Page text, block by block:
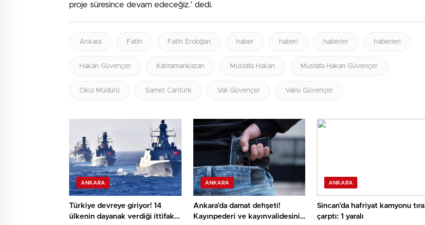
proje süresince devam edeceğiz.’ dedi.
Ankara Fatih Fatih Erdoğan haber haberi haberler haberleri
Hakan Güvençer Kahramankazan Mustafa Hakan Mustafa Hakan Güvençer
Okul Müdürü Samet Cantürk Vali Güvençer Valisi Güvençer
ANKARA
Türkiye devreye giriyor! 14
ülkenin dayanak verdiği ittifak
ANKARA
Ankara’da damat dehşeti!
Kayınpederi ve kayınvalidesini
ANKARA
Sincan’da hafriyat kamyonu tıra
çarptı: 1 yaralı